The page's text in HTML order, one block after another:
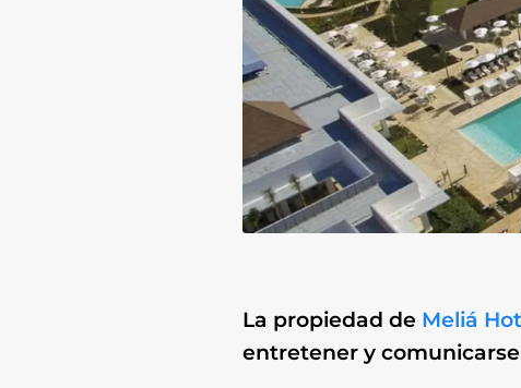
La propiedad de Meliá
entretener y